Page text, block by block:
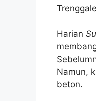
Harian
Namun,
beton.